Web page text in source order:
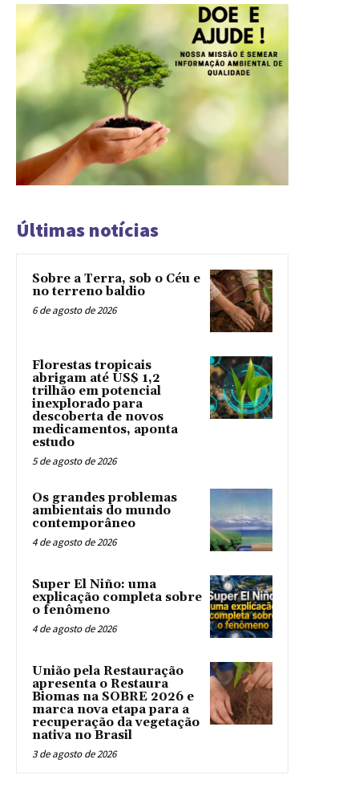
Últimas notícias
Sobre a Terra, sob o Céu e
no terreno baldio
6 de agosto de 2026
Florestas tropicais
abrigam até US$ 1,2
trilhão em potencial
inexplorado para
descoberta de novos
medicamentos, aponta
estudo
5 de agosto de 2026
Os grandes problemas
ambientais do mundo
contemporâneo
4 de agosto de 2026
Super El Niño: uma
explicação completa sobre
o fenômeno
4 de agosto de 2026
União pela Restauração
apresenta o Restaura
Biomas na SOBRE 2026 e
marca nova etapa para a
recuperação da vegetação
nativa no Brasil
3 de agosto de 2026